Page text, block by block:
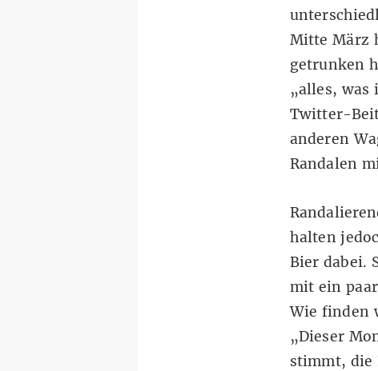
Mitte März
getrunken
„alles, was
Twitter-
anderen
Randalen
halten
Bier dabei.
mit ein
Wie finden
„Dieser
stimmt, die